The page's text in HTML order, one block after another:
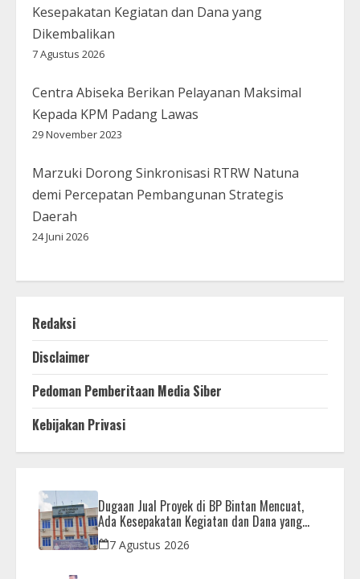
Kesepakatan Kegiatan dan Dana yang
Dikembalikan
7 Agustus 2026
Centra Abiseka Berikan Pelayanan Maksimal
Kepada KPM Padang Lawas
29 November 2023
Marzuki Dorong Sinkronisasi RTRW Natuna
demi Percepatan Pembangunan Strategis
Daerah
24 Juni 2026
Redaksi
Disclaimer
Pedoman Pemberitaan Media Siber
Kebijakan Privasi
Dugaan Jual Proyek di BP Bintan Mencuat,
Ada Kesepakatan Kegiatan dan Dana yang
Dikembalikan
7 Agustus 2026